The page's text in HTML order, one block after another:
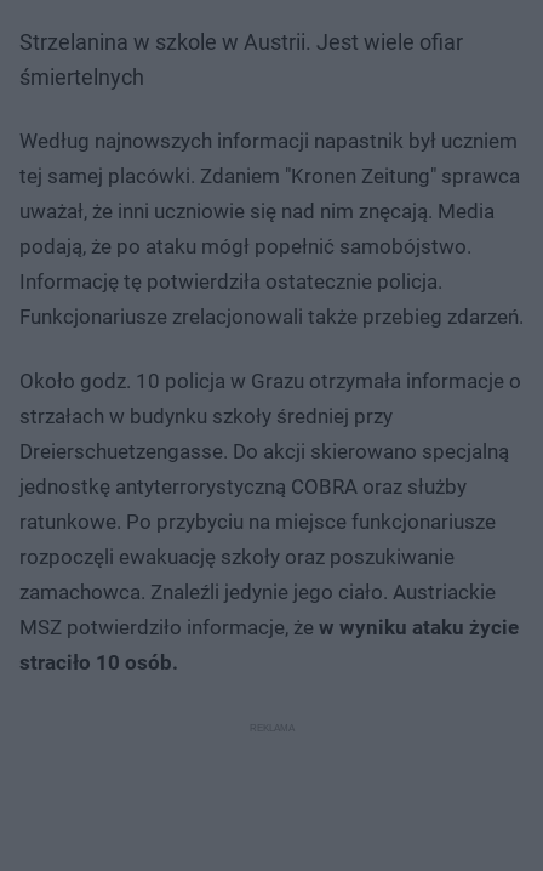
Strzelanina w szkole w Austrii. Jest wiele ofiar
śmiertelnych
Według najnowszych informacji napastnik był uczniem
tej samej placówki. Zdaniem "Kronen Zeitung" sprawca
uważał, że inni uczniowie się nad nim znęcają. Media
podają, że po ataku mógł popełnić samobójstwo.
Informację tę potwierdziła ostatecznie policja.
Funkcjonariusze zrelacjonowali także przebieg zdarzeń.
Około godz. 10 policja w Grazu otrzymała informacje o
strzałach w budynku szkoły średniej przy
Dreierschuetzengasse. Do akcji skierowano specjalną
jednostkę antyterrorystyczną COBRA oraz służby
ratunkowe. Po przybyciu na miejsce funkcjonariusze
rozpoczęli ewakuację szkoły oraz poszukiwanie
zamachowca. Znaleźli jedynie jego ciało. Austriackie
MSZ potwierdziło informacje, że w wyniku ataku życie
straciło 10 osób.